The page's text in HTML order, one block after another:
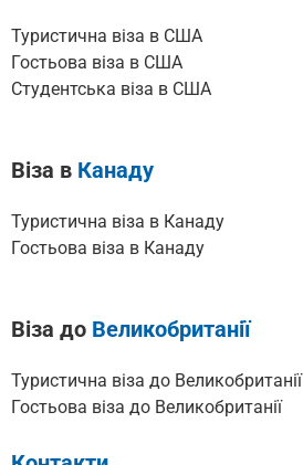
Туристична віза в США
Гостьова віза в США
Cтудентська віза в США
Віза в Канаду
Туристична віза в Канаду
Гостьова віза в Канаду
Віза до Великобританії
Туристична віза до Великобританії
Гостьова віза до Великобританії